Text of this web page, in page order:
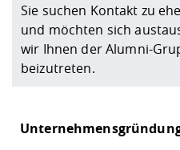
Sie suchen Kontakt zu
und möchten sich
wir Ihnen der Alumni-
beizutreten.